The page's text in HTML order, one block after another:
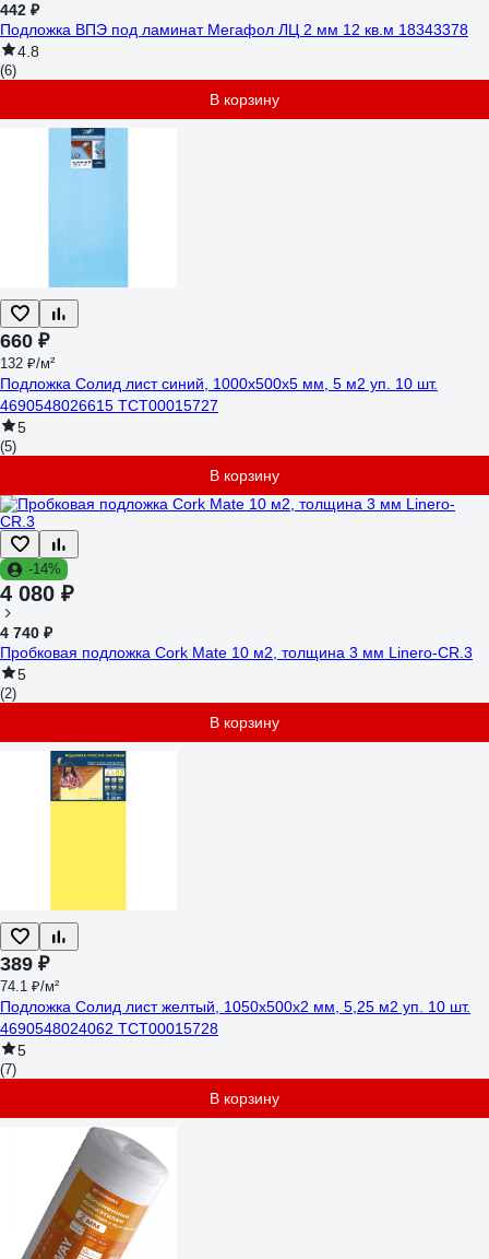
442 ₽
Подложка ВПЭ под ламинат Мегафол ЛЦ 2 мм 12 кв.м 18343378
4.8
(6)
В корзину
660 ₽
132 ₽/м²
Подложка Солид лист синий, 1000x500x5 мм, 5 м2 уп. 10 шт.
4690548026615 ТСТ00015727
5
(5)
В корзину
-14%
4 080 ₽
4 740 ₽
Пробковая подложка Cork Mate 10 м2, толщина 3 мм Linero-CR.3
5
(2)
В корзину
389 ₽
74.1 ₽/м²
Подложка Солид лист желтый, 1050x500x2 мм, 5,25 м2 уп. 10 шт.
4690548024062 ТСТ00015728
5
(7)
В корзину